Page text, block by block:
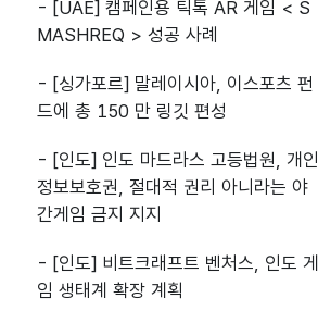
- [UAE] 캠페인용 틱톡 AR 게임 < S
MASHREQ > 성공 사례
- [싱가포르] 말레이시아, 이스포츠 펀
드에 총 150 만 링깃 편성
- [인도] 인도 마드라스 고등법원, 개인
정보보호권, 절대적 권리 아니라는 야
간게임 금지 지지
- [인도] 비트크래프트 벤처스, 인도 게
임 생태계 확장 계획